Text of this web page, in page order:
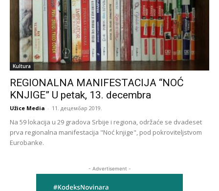
Kultura
REGIONALNA MANIFESTACIJA “NOĆ
KNJIGE” U petak, 13. decembra
Užice Media - 11. децембар 2019.
Na 59 lokacija u 29 gradova Srbije i regiona, održaće se dvadeset
prva regionalna manifestacija "Noć knjige", pod pokroviteljstvom
Eurobanke.
- Advertisement -